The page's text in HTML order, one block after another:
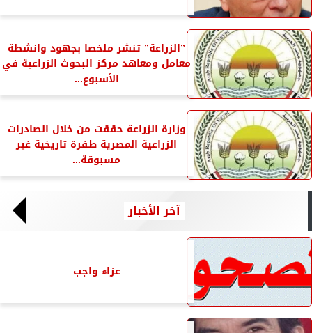
”الزراعة” تنشر ملخصا بجهود وانشطة
معامل ومعاهد مركز البحوث الزراعية في
الأسبوع...
وزارة الزراعة حققت من خلال الصادرات
الزراعية المصرية طفرة تاريخية غير
مسبوقة...
آخر الأخبار
عزاء واجب